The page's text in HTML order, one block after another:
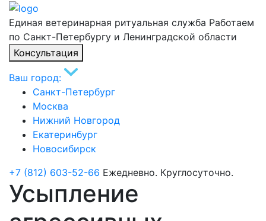
Единая ветеринарная ритуальная служба Работаем
по Санкт-Петербургу и Ленинградской области
Консультация
Ваш город:
Санкт-Петербург
Москва
Нижний Новгород
Екатеринбург
Новосибирск
+7 (812) 603-52-66 Ежедневно. Круглосуточно.
Усыпление